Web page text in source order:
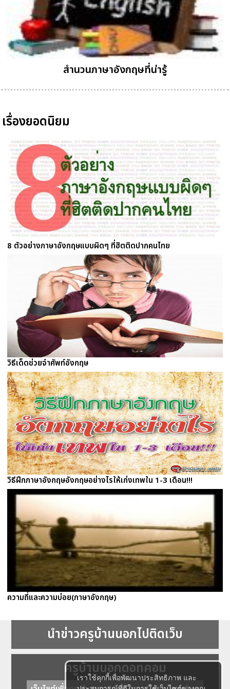
เราใช้คุกกี้เพื่อพัฒนาประสิทธิภาพ และ
สำนวนภาษาอังกฤษที่น่ารู้
เรื่องยอดนิยม
8 ตัวอย่างภาษาอังกฤษแบบผิดๆ ที่ฮิตติดปากคนไทย
วิธีเด็ดช่วยจำศัพท์อังกฤษ
วิธีฝึกภาษาอังกฤษอังกฤษอย่างไรให้เก่งเทพใน 1-3 เดือน!!!
ความถี่และความบ่อย(ภาษาอังกฤษ)
นำข่าวครูบ้านนอกไปติดเว็บ
ครูบ้านนอกดอทคอม